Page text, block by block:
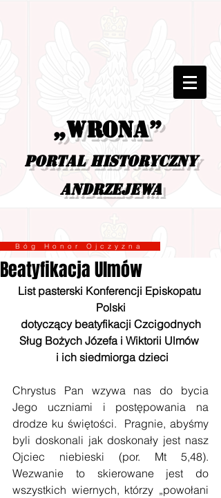
„Wrona”
portal historyczny
Andrzejewa
Honor Ojczyzna
Beatyfikacja Ulmów
List pasterski Konferencji Episkopatu
Polski
Sług Bożych Józefa i Wiktorii Ulmów
i ich siedmiorga dzieci
Chrystus Pan wzywa nas do bycia
Jego uczniami i postępowania na
drodze ku świętości.  Pragnie, abyśmy
byli doskonali jak doskonały jest nasz
Ojciec niebieski (por. Mt 5,48).
Wezwanie to skierowane jest do
wszystkich wiernych, którzy „powołani